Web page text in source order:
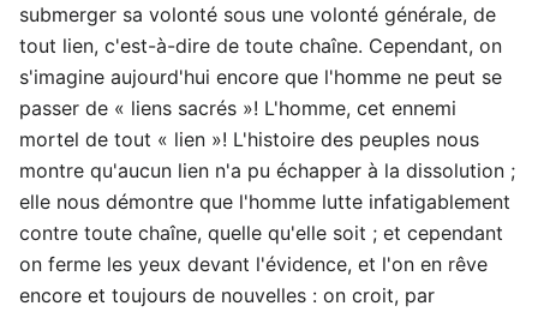
submerger sa volonté sous une volonté générale, de
tout lien, c'est-à-dire de toute chaîne. Cependant, on
s'imagine aujourd'hui encore que l'homme ne peut se
passer de « liens sacrés »! L'homme, cet ennemi
mortel de tout « lien »! L'histoire des peuples nous
montre qu'aucun lien n'a pu échapper à la dissolution ;
elle nous démontre que l'homme lutte infatigablement
contre toute chaîne, quelle qu'elle soit ; et cependant
on ferme les yeux devant l'évidence, et l'on en rêve
encore et toujours de nouvelles : on croit, par